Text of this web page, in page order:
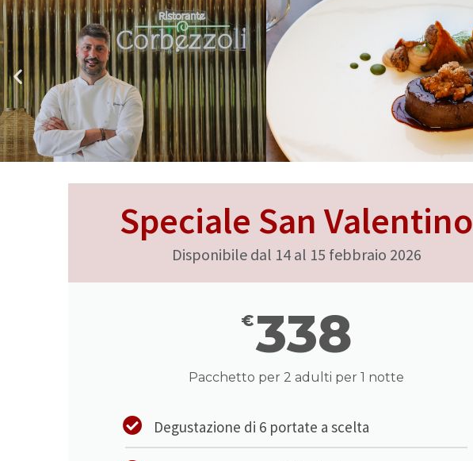
Speciale San Valentino
Disponibile dal 14 al 15 febbraio 2026
€338
Pacchetto per 2 adulti per 1 notte
Degustazione di 6 portate a scelta